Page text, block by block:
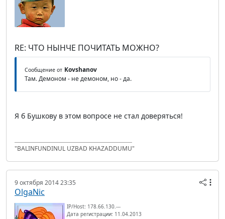
RE: ЧТО НЫНЧЕ ПОЧИТАТЬ МОЖНО?
Сообщение от Kovshanov
Там. Демоном - не демоном, но - да.
Я б Бушкову в этом вопросе не стал доверяться!
"BALINFUNDINUL UZBAD KHAZADDUMU"
9 октября 2014 23:35
OlgaNic
IP/Host: 178.66.130.---
Дата регистрации: 11.04.2013